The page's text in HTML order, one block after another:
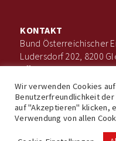
KONTAKT
Bund Österreichischer
Ludersdorf 202, 8200
office@boee.at
+43 660 506 7203
Impressum
© Bund
Wir verwenden Cookies
Benutzerfreundlichkeit
auf "Akzeptieren" klicken,
Verwendung von allen